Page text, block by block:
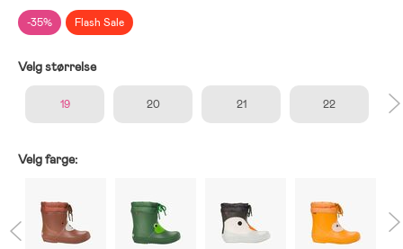
-35% Flash Sale
Velg størrelse
19 20 21 22
Velg farge: